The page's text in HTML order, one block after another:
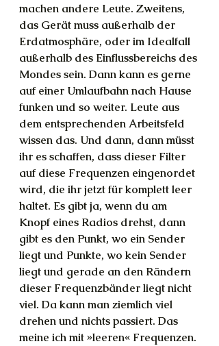
machen andere Leute. Zweitens,
das Gerät muss außerhalb der
Erdatmosphäre, oder im Idealfall
außerhalb des Einflussbereichs des
Mondes sein. Dann kann es gerne
auf einer Umlaufbahn nach Hause
funken und so weiter. Leute aus
dem entsprechenden Arbeitsfeld
wissen das. Und dann, dann müsst
ihr es schaffen, dass dieser Filter
auf diese Frequenzen eingenordet
wird, die ihr jetzt für komplett leer
haltet. Es gibt ja, wenn du am
Knopf eines Radios drehst, dann
gibt es den Punkt, wo ein Sender
liegt und Punkte, wo kein Sender
liegt und gerade an den Rändern
dieser Frequenzbänder liegt nicht
viel. Da kann man ziemlich viel
drehen und nichts passiert. Das
meine ich mit »leeren« Frequenzen.